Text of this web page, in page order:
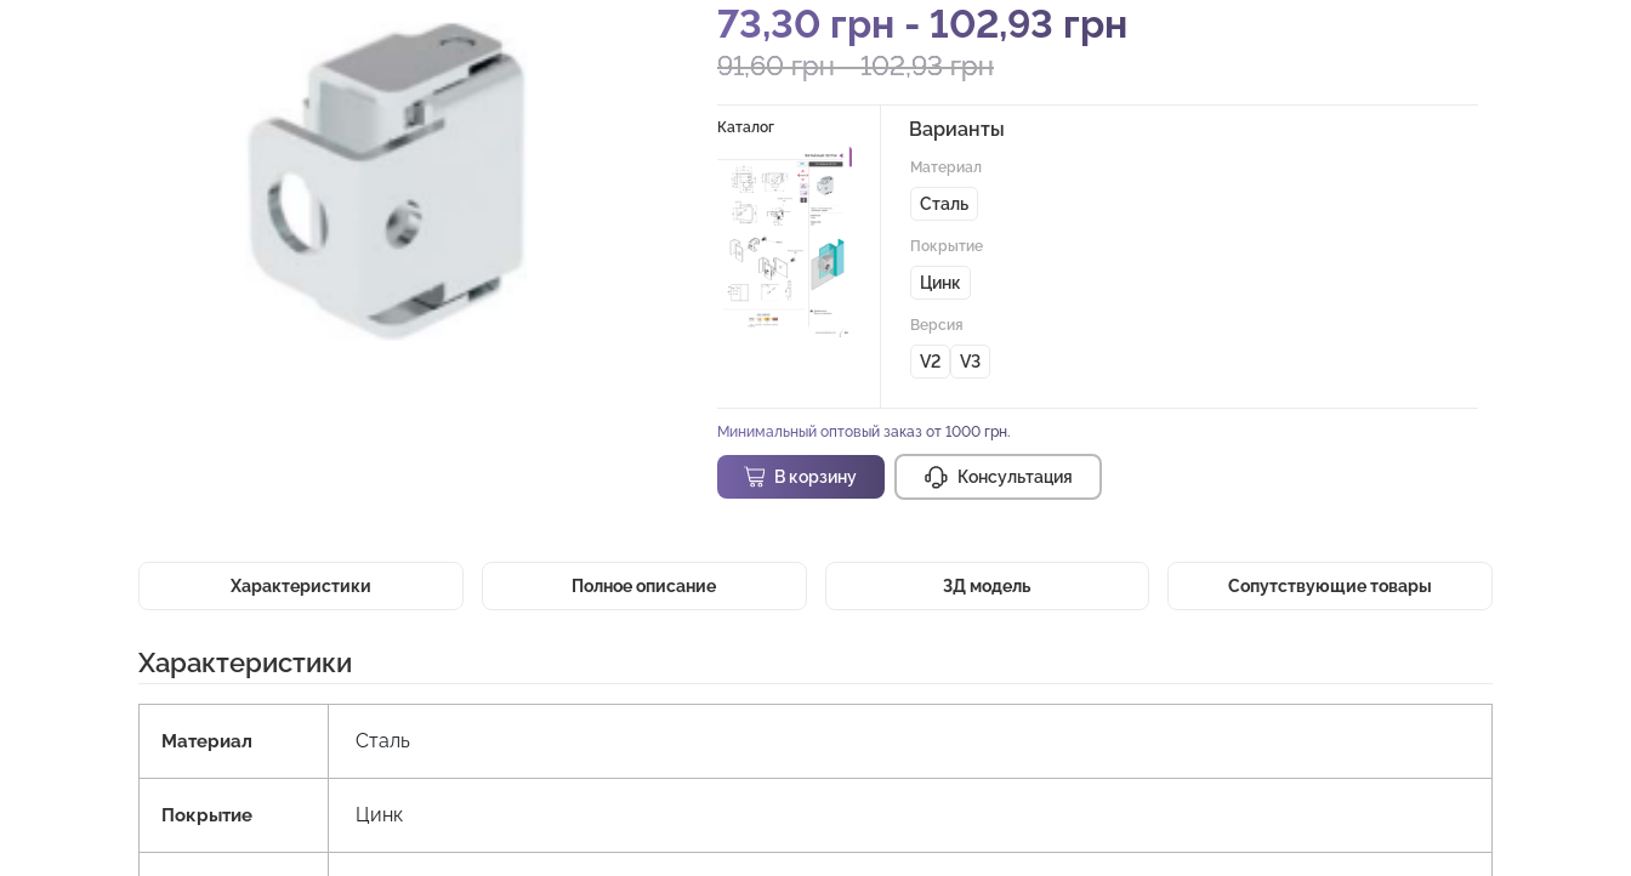
73,30 грн - 102,93 грн
91,60грн-102,93грн
Каталог Варианты
Материал
Сталь
Покрытие
Цинк
Версия
V2 V3
Минимальный оптовый заказ от 1000 грн.
В корзину Консультация
Характеристики Полное описание 3Д модель Сопутствующие товары
Характеристики
Материал Сталь
Покрытие Цинк